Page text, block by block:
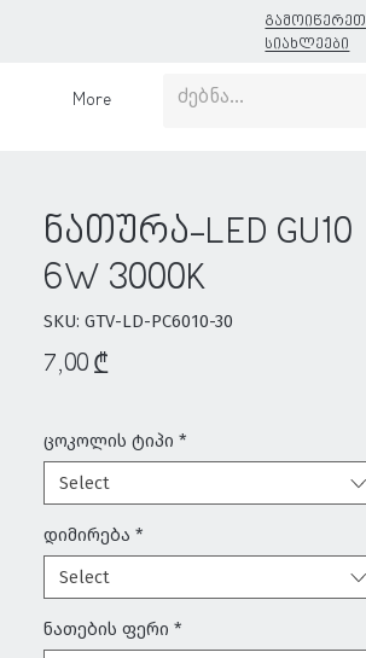
გამოიწერეთ
სიახლეები
More
ნათურა-LED GU10
6W 3000K
SKU: GTV-LD-PC6010-30
7,00 ₾Price
ცოკოლის ტიპი *
Select
დიმირება *
Select
ნათების ფერი *